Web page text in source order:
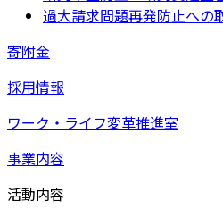
過大請求問題再発防止への
寄附金
採用情報
ワーク・ライフ変革推進室
事業内容
活動内容